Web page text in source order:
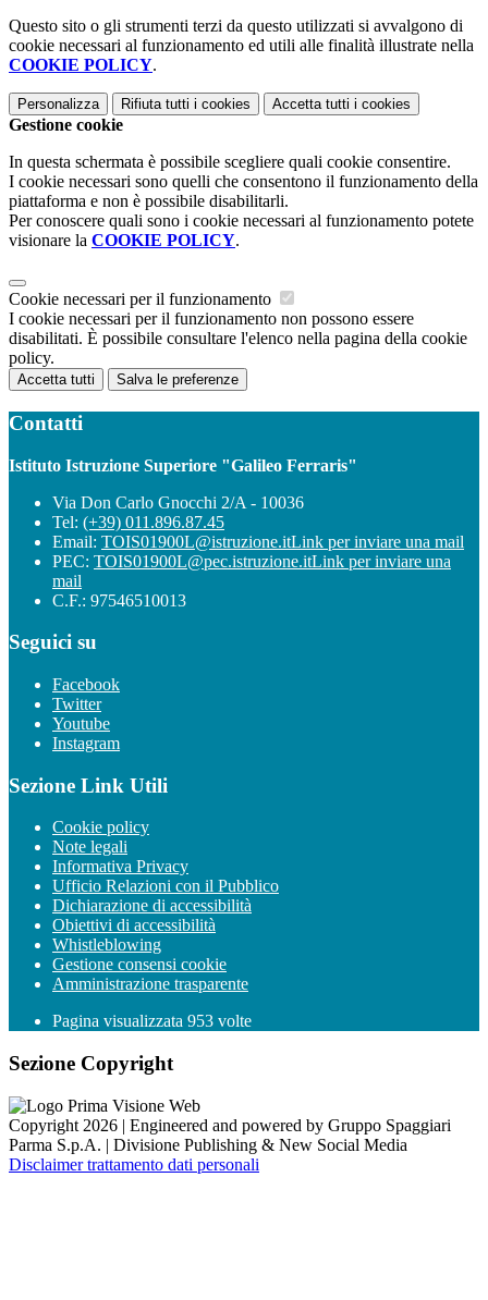
Questo sito o gli strumenti terzi da questo utilizzati si avvalgono di
cookie necessari al funzionamento ed utili alle finalità illustrate nella
COOKIE POLICY.
Personalizza Rifiuta tutti i cookies Accetta tutti i cookies
Gestione cookie
In questa schermata è possibile scegliere quali cookie consentire.
I cookie necessari sono quelli che consentono il funzionamento della
piattaforma e non è possibile disabilitarli.
Per conoscere quali sono i cookie necessari al funzionamento potete
visionare la COOKIE POLICY.
Cookie necessari per il funzionamento
I cookie necessari per il funzionamento non possono essere
disabilitati. È possibile consultare l'elenco nella pagina della cookie
policy.
Accetta tutti Salva le preferenze
Contatti
Istituto Istruzione Superiore "Galileo Ferraris"
Via Don Carlo Gnocchi 2/A - 10036
Tel: (+39) 011.896.87.45
Email: TOIS01900L@istruzione.itLink per inviare una mail
PEC: TOIS01900L@pec.istruzione.itLink per inviare una
mail
C.F.: 97546510013
Seguici su
Facebook
Twitter
Youtube
Instagram
Sezione Link Utili
Cookie policy
Note legali
Informativa Privacy
Ufficio Relazioni con il Pubblico
Dichiarazione di accessibilità
Obiettivi di accessibilità
Whistleblowing
Gestione consensi cookie
Amministrazione trasparente
Pagina visualizzata 953 volte
Sezione Copyright
Copyright 2026 | Engineered and powered by Gruppo Spaggiari
Parma S.p.A. | Divisione Publishing & New Social Media
Disclaimer trattamento dati personali